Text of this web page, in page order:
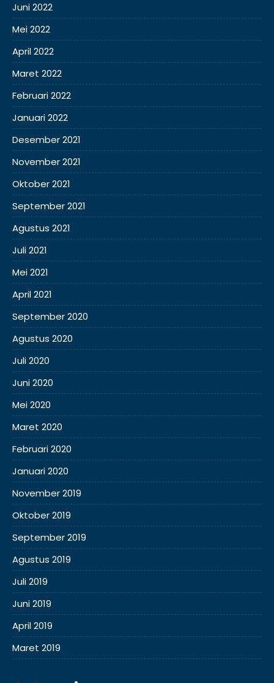
Juni 2022
Mei 2022
April 2022
Maret 2022
Februari 2022
Januari 2022
Desember 2021
November 2021
Oktober 2021
September 2021
Agustus 2021
Juli 2021
Mei 2021
April 2021
September 2020
Agustus 2020
Juli 2020
Juni 2020
Mei 2020
Maret 2020
Februari 2020
Januari 2020
November 2019
Oktober 2019
September 2019
Agustus 2019
Juli 2019
Juni 2019
April 2019
Maret 2019